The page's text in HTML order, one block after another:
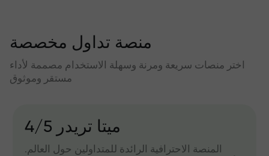
منصة تداول مخصصة
اختر منصات سريعة ومرنة وسهلة الاستخدام مصممة لأداء
مستقر وموثوق
میتا تریدر 4/5
المنصة الاحترافية الرائدة للمتداولين حول العالم.